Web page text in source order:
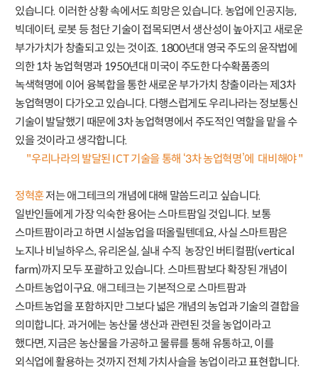
있습니다. 이러한 상황 속에서도 희망은 있습니다. 농업에 인공지능,
빅데이터, 로봇 등 첨단 기술이 접목되면서 생산성이 높아지고 새로운
부가가치가 창출되고 있는 것이죠. 1800년대 영국 주도의 윤작법에
의한 1차 농업혁명과 1950년대 미국이 주도한 다수확품종의
녹색혁명에 이어 융복합을 통한 새로운 부가가치 창출이라는 제3차
농업혁명이 다가오고 있습니다. 다행스럽게도 우리나라는 정보통신
기술이 발달했기 때문에 3차 농업혁명에서 주도적인 역할을 맡을 수
있을 것이라고 생각합니다.
"우리나라의 발달된 ICT 기술을 통해 ‘3차 농업혁명’에 대비해야 "
정혁훈저는 애그테크의 개념에 대해 말씀드리고 싶습니다.
일반인들에게 가장 익숙한 용어는 스마트팜일 것입니다. 보통
스마트팜이라고 하면 시설농업을 떠올릴텐데요, 사실 스마트팜은
노지나 비닐하우스, 유리온실, 실내 수직 농장인 버티컬팜(vertical
farm)까지 모두 포괄하고 있습니다. 스마트팜보다 확장된 개념이
스마트농업이구요. 애그테크는 기본적으로 스마트팜과
스마트농업을 포함하지만 그보다 넓은 개념의 농업과 기술의 결합을
의미합니다. 과거에는 농산물 생산과 관련된 것을 농업이라고
했다면, 지금은 농산물을 가공하고 물류를 통해 유통하고, 이를
외식업에 활용하는 것까지 전체 가치사슬을 농업이라고 표현합니다.